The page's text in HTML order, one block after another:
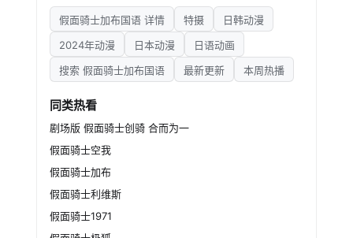
护人类不受怪物砂糖人侵害！ “零食”英雄
——假面骑士加布的战斗即将拉开序幕！
假面骑士加布国语 详情 特摄
日韩动漫
2024年动漫
日本动漫
日语动画
搜索 假面骑士加布国语
最新更新 本周热播
同类热看
剧场版 假面骑士创骑 合而为一
假面骑士空我
假面骑士加布
假面骑士利维斯
假面骑士1971